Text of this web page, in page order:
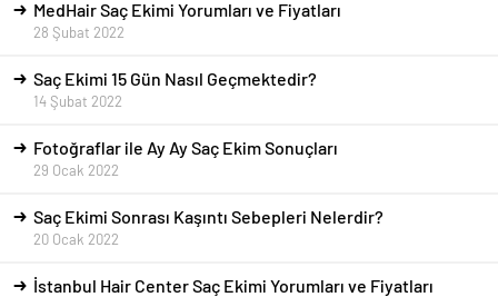
MedHair Saç Ekimi Yorumları ve Fiyatları
28 Şubat 2022
Saç Ekimi 15 Gün Nasıl Geçmektedir?
14 Şubat 2022
Fotoğraflar ile Ay Ay Saç Ekim Sonuçları
29 Ocak 2022
Saç Ekimi Sonrası Kaşıntı Sebepleri Nelerdir?
20 Ocak 2022
İstanbul Hair Center Saç Ekimi Yorumları ve Fiyatları